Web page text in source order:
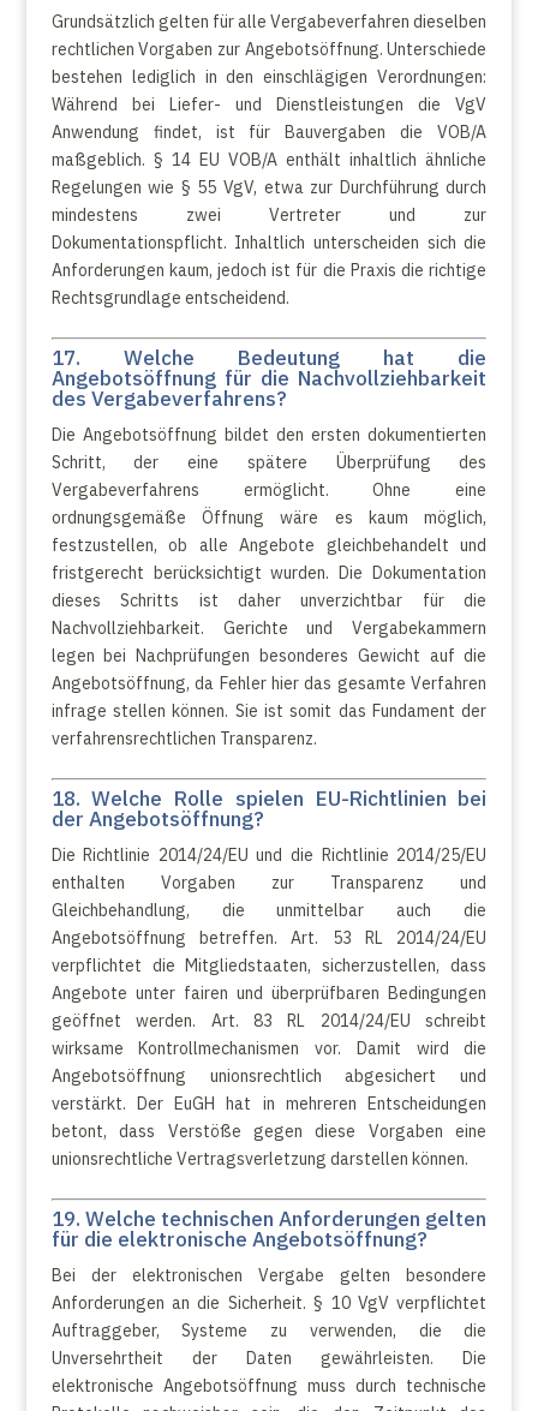
Grundsätzlich gelten für alle Vergabeverfahren dieselben
rechtlichen Vorgaben zur Angebotsöffnung. Unterschiede
bestehen lediglich in den einschlägigen Verordnungen:
Während bei Liefer- und Dienstleistungen die VgV
Anwendung findet, ist für Bauvergaben die VOB/A
maßgeblich. § 14 EU VOB/A enthält inhaltlich ähnliche
Regelungen wie § 55 VgV, etwa zur Durchführung durch
mindestens zwei Vertreter und zur
Dokumentationspflicht. Inhaltlich unterscheiden sich die
Anforderungen kaum, jedoch ist für die Praxis die richtige
Rechtsgrundlage entscheidend.
17. Welche Bedeutung hat die
Angebotsöffnung für die Nachvollziehbarkeit
des Vergabeverfahrens?
Die Angebotsöffnung bildet den ersten dokumentierten
Schritt, der eine spätere Überprüfung des
Vergabeverfahrens ermöglicht. Ohne eine
ordnungsgemäße Öffnung wäre es kaum möglich,
festzustellen, ob alle Angebote gleichbehandelt und
fristgerecht berücksichtigt wurden. Die Dokumentation
dieses Schritts ist daher unverzichtbar für die
Nachvollziehbarkeit. Gerichte und Vergabekammern
legen bei Nachprüfungen besonderes Gewicht auf die
Angebotsöffnung, da Fehler hier das gesamte Verfahren
infrage stellen können. Sie ist somit das Fundament der
verfahrensrechtlichen Transparenz.
18. Welche Rolle spielen EU-Richtlinien bei
der Angebotsöffnung?
Die Richtlinie 2014/24/EU und die Richtlinie 2014/25/EU
enthalten Vorgaben zur Transparenz und
Gleichbehandlung, die unmittelbar auch die
Angebotsöffnung betreffen. Art. 53 RL 2014/24/EU
verpflichtet die Mitgliedstaaten, sicherzustellen, dass
Angebote unter fairen und überprüfbaren Bedingungen
geöffnet werden. Art. 83 RL 2014/24/EU schreibt
wirksame Kontrollmechanismen vor. Damit wird die
Angebotsöffnung unionsrechtlich abgesichert und
verstärkt. Der EuGH hat in mehreren Entscheidungen
betont, dass Verstöße gegen diese Vorgaben eine
unionsrechtliche Vertragsverletzung darstellen können.
19. Welche technischen Anforderungen gelten
für die elektronische Angebotsöffnung?
Bei der elektronischen Vergabe gelten besondere
Anforderungen an die Sicherheit. § 10 VgV verpflichtet
Auftraggeber, Systeme zu verwenden, die die
Unversehrtheit der Daten gewährleisten. Die
elektronische Angebotsöffnung muss durch technische